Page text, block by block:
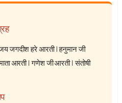
जगदीश हरे आरती|हनुमान जी
आरती|गणेश जी आरती|संतोषी